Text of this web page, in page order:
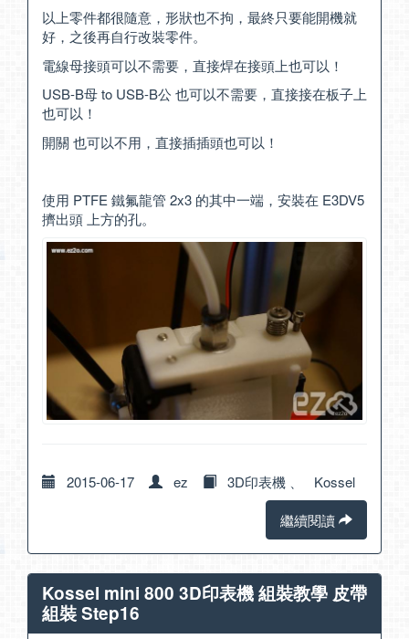
以上零件都很隨意，形狀也不拘，最終只要能開機就
好，之後再自行改裝零件。
電線母接頭可以不需要，直接焊在接頭上也可以！
USB-B母 to USB-B公 也可以不需要，直接接在板子上
也可以！
開關 也可以不用，直接插插頭也可以！
使用 PTFE 鐵氟龍管 2x3 的其中一端，安裝在 E3DV5
擠出頭 上方的孔。
2015-06-17 ez 3D印表機
Kossel
繼續閱讀
Kossel mini 800 3D印表機 組裝教學 皮帶
組裝 Step16